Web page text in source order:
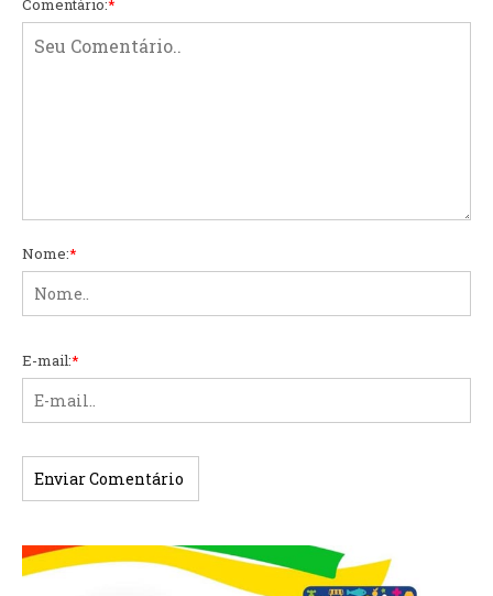
Comentário:*
Nome:*
E-mail:*